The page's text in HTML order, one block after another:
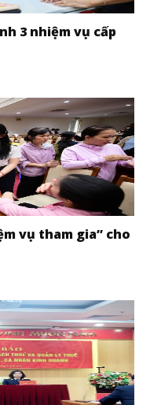
3 nhiệm vụ cấp
vụ tham gia” cho